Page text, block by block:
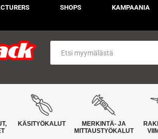
SHOPS KAMPAANIA
KÄSITYÖKALUT
MERKINTÄ- JA
MITTAUSTYÖKALUT